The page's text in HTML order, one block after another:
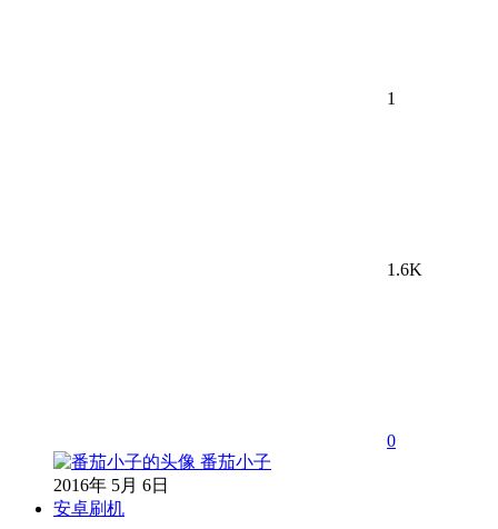
1
1.6K
0
番茄小子
2016年 5月 6日
安卓刷机